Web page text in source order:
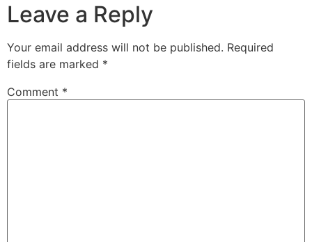
Leave a Reply
Your email address will not be published. Required
fields are marked *
Comment *